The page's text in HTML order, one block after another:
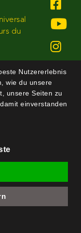
du
Nutzererlebnis
wie du unsere
unsere Seiten zu
einverstanden